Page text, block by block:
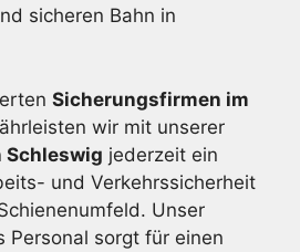
sicheren Bahn in
Sicherungsfirmen im
wir mit unserer
Schleswig jederzeit ein
und Verkehrssicherheit
Unser
Personal sorgt für einen